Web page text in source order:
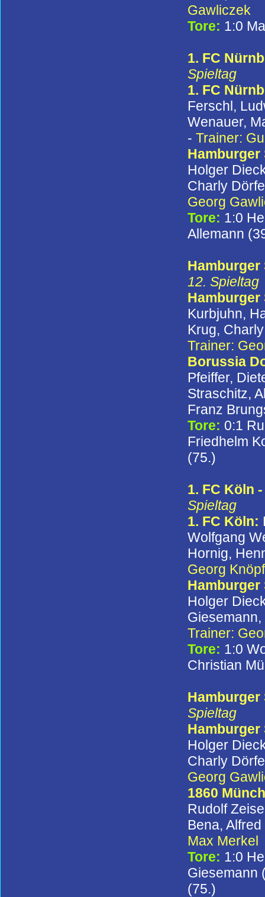
Gawliczek
Tore: 1:0
1. FC
Spieltag
1. FC
Ferschl,
Wenauer,
- Trainer:
Hamburger
Holger
Charly
Georg
Tore: 1:0
Allemann
Hamburger
12. Spieltag
Hamburger
Kurbjuhn,
Krug,
Trainer:
Borussia
Pfeiffer,
Straschitz,
Franz
Tore: 0:1
Friedhelm
(75.)
1. FC Köln
Spieltag
1. FC Köln:
Wolfgang
Hornig,
Georg
Hamburger
Holger
Trainer:
Tore: 1:0
Christian
Hamburger
Spieltag
Hamburger
Holger
Charly
Georg
1860
Rudolf
Bena,
Max Merkel
Tore: 1:0
Giesemann
(75.)